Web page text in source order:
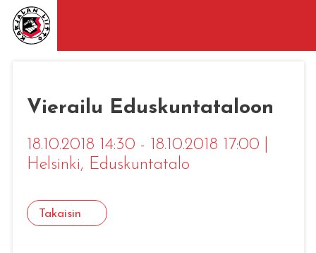
Vierailu Eduskuntataloon
18.10.2018 14:30 - 18.10.2018 17:00
Helsinki, Eduskuntatalo
Takaisin